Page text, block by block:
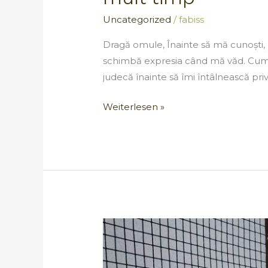
Uncategorized /fabiss
Dragă omule, Înainte să mă
schimbă expresia când mă văd.
judecă înainte să îmi întâlnească
Weiterlesen »
Despre
iubirea
tăcută